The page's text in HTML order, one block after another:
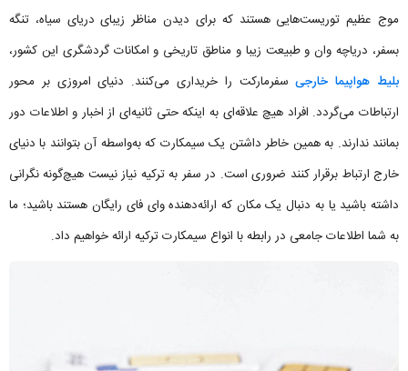
موج عظیم توریست‌هایی هستند که برای دیدن مناظر زیبای دریای سیاه، تنگه
بسفر، دریاچه وان و طبیعت زیبا و مناطق تاریخی و امکانات گردشگری این کشور،
بلیط هواپیما خارجیسفرمارکت را خریداری می‌کنند. دنیای امروزی بر محور
ارتباطات می‌گردد. افراد هیچ علاقه‌ای به اینکه حتی ثانیه‌ای از اخبار و اطلاعات دور
بمانند ندارند. به همین خاطر داشتن یک سیمکارت که به‌واسطه آن بتوانند با دنیای
خارج ارتباط برقرار کنند ضروری است. در سفر به ترکیه نیاز نیست هیچ‌گونه نگرانی
داشته باشید یا به دنبال یک مکان که ارائه‌دهنده وای فای رایگان هستند باشید؛ ما
به شما اطلاعات جامعی در رابطه با انواع سیمکارت ترکیه ارائه خواهیم داد.